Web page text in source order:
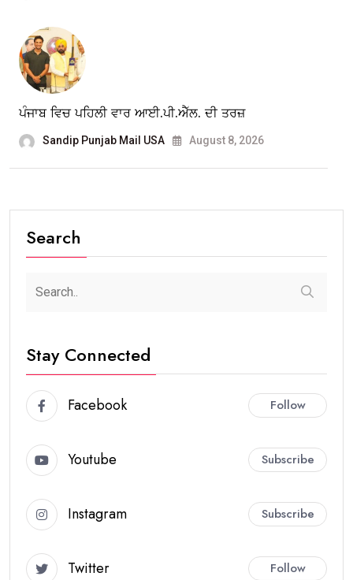
ਪੰਜਾਬ ਵਿਚ ਪਹਿਲੀ ਵਾਰ ਆਈ.ਪੀ.ਐੱਲ. ਦੀ ਤਰਜ਼
Sandip Punjab Mail USA August 8, 2026
Search
Stay Connected
Facebook Follow
Youtube Subscribe
Instagram Subscribe
Twitter Follow